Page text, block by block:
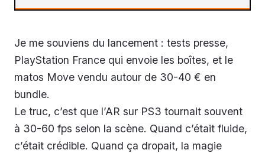
Je me souviens du lancement : tests presse,
PlayStation France qui envoie les boîtes, et le
matos Move vendu autour de 30-40 € en
bundle.
Le truc, c’est que l’AR sur PS3 tournait souvent
à 30-60 fps selon la scène. Quand c’était fluide,
c’était crédible. Quand ça dropait, la magie